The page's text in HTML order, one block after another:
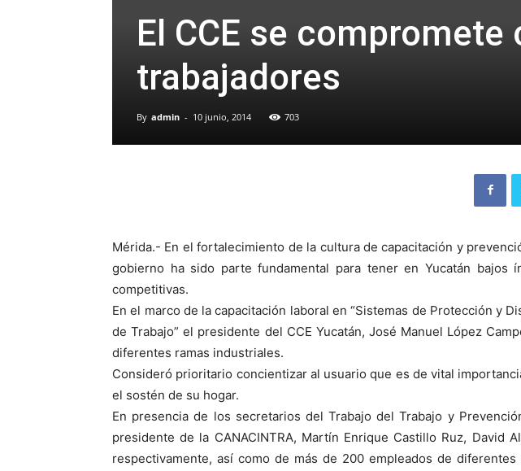
El CCE se compromete
trabajadores
By admin - 10 junio, 2014 703
Mérida.- En el fortalecimiento de la cultura de capacitación y
gobierno ha sido parte fundamental para tener en Yucatán
competitivas.
En el marco de la capacitación laboral en “Sistemas de Protección y
de Trabajo” el presidente del CCE Yucatán, José Manuel López
diferentes ramas industriales.
Consideró prioritario concientizar al usuario que es de vital
el sostén de su hogar.
En presencia de los secretarios del Trabajo del Trabajo y
presidente de la CANACINTRA, Martín Enrique Castillo Ruz, David
respectivamente, así como de más de 200 empleados de